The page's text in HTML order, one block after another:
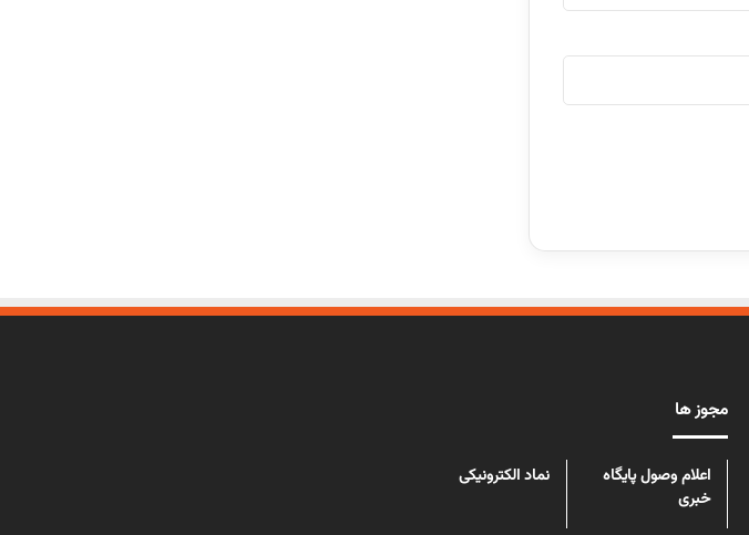
مجوز ها
اعلام وصول پایگاه
خبری
نماد الکترونیکی